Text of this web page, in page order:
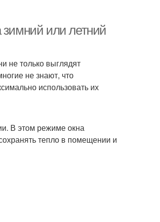
зимний или летний
не только выглядят
не знают, что
использовать их
В этом режиме окна
тепло в помещении и